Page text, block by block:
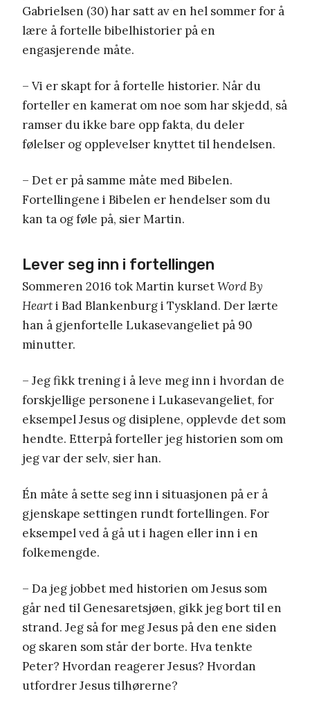
Gabrielsen (30) har satt av en hel sommer for å
lære å fortelle bibelhistorier på en
engasjerende måte.
– Vi er skapt for å fortelle historier. Når du
forteller en kamerat om noe som har skjedd, så
ramser du ikke bare opp fakta, du deler
følelser og opplevelser knyttet til hendelsen.
– Det er på samme måte med Bibelen.
Fortellingene i Bibelen er hendelser som du
kan ta og føle på, sier Martin.
Lever seg inn i fortellingen
Sommeren 2016 tok Martin kursetWord By
Hearti Bad Blankenburg i Tyskland. Der lærte
han å gjenfortelle Lukasevangeliet på 90
minutter.
– Jeg fikk trening i å leve meg inn i hvordan de
forskjellige personene i Lukasevangeliet, for
eksempel Jesus og disiplene, opplevde det som
hendte. Etterpå forteller jeg historien som om
jeg var der selv, sier han.
Én måte å sette seg inn i situasjonen på er å
gjenskape settingen rundt fortellingen. For
eksempel ved å gå ut i hagen eller inn i en
folkemengde.
– Da jeg jobbet med historien om Jesus som
går ned til Genesaretsjøen, gikk jeg bort til en
strand. Jeg så for meg Jesus på den ene siden
og skaren som står der borte. Hva tenkte
Peter? Hvordan reagerer Jesus? Hvordan
utfordrer Jesus tilhørerne?